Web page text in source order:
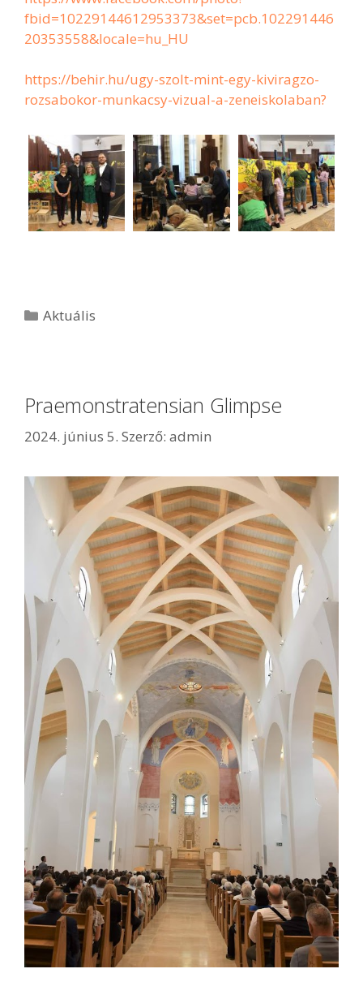
fbid=10229144612953373&set=pcb.102291446
20353558&locale=hu_HU
https://behir.hu/ugy-szolt-mint-egy-kiviragzo-
rozsabokor-munkacsy-vizual-a-zeneiskolaban?
Aktuális
Praemonstratensian Glimpse
2024. június 5. Szerző: admin